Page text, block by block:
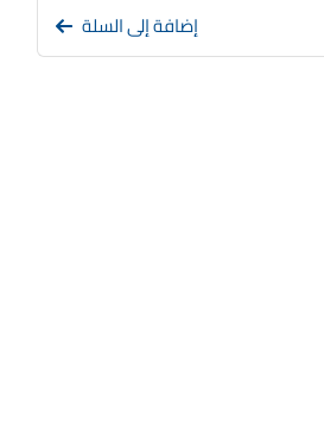
إضافة إلى السلة